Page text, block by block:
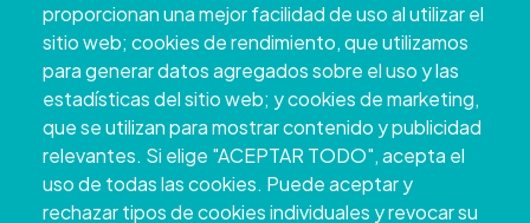
proporcionan una mejor facilidad de uso al utilizar el
sitio web; cookies de rendimiento, que utilizamos
para generar datos agregados sobre el uso y las
estadísticas del sitio web; y cookies de marketing,
que se utilizan para mostrar contenido y publicidad
relevantes. Si elige "ACEPTAR TODO", acepta el
uso de todas las cookies. Puede aceptar y
rechazar tipos de cookies individuales y revocar su